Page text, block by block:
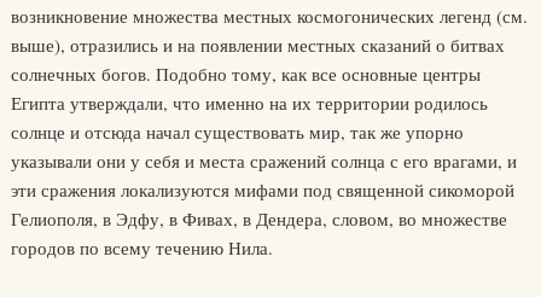
возникновение множества местных космогонических легенд (см.
выше), отразились и на появлении местных сказаний о битвах
солнечных богов. Подобно тому, как все основные центры
Египта утверждали, что именно на их территории родилось
солнце и отсюда начал существовать мир, так же упорно
указывали они у себя и места сражений солнца с его врагами, и
эти сражения локализуются мифами под священной сикоморой
Гелиополя, в Эдфу, в Фивах, в Дендера, словом, во множестве
городов по всему течению Нила.